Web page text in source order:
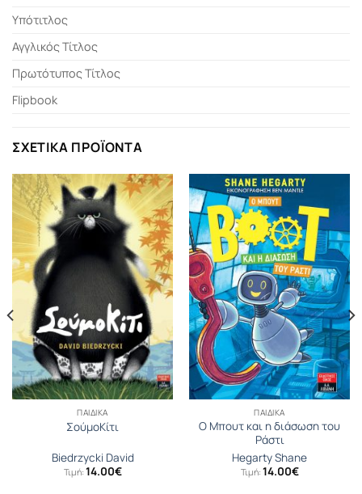
Υπότιτλος
Αγγλικός Τίτλος
Πρωτότυπος Τίτλος
Flipbook
ΣΧΕΤΙΚΆ ΠΡΟΪΌΝΤΑ
ΠΑΙΔΙΚΆ
ΣούμοΚίτι
Biedrzycki David
Τιμή: 14.00€
ΠΑΙΔΙΚΆ
Ο Μπουτ και η διάσωση του
Ράστι
Hegarty Shane
Τιμή: 14.00€